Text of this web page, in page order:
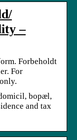
–
Forbeholdt
For
bopæl,
and tax